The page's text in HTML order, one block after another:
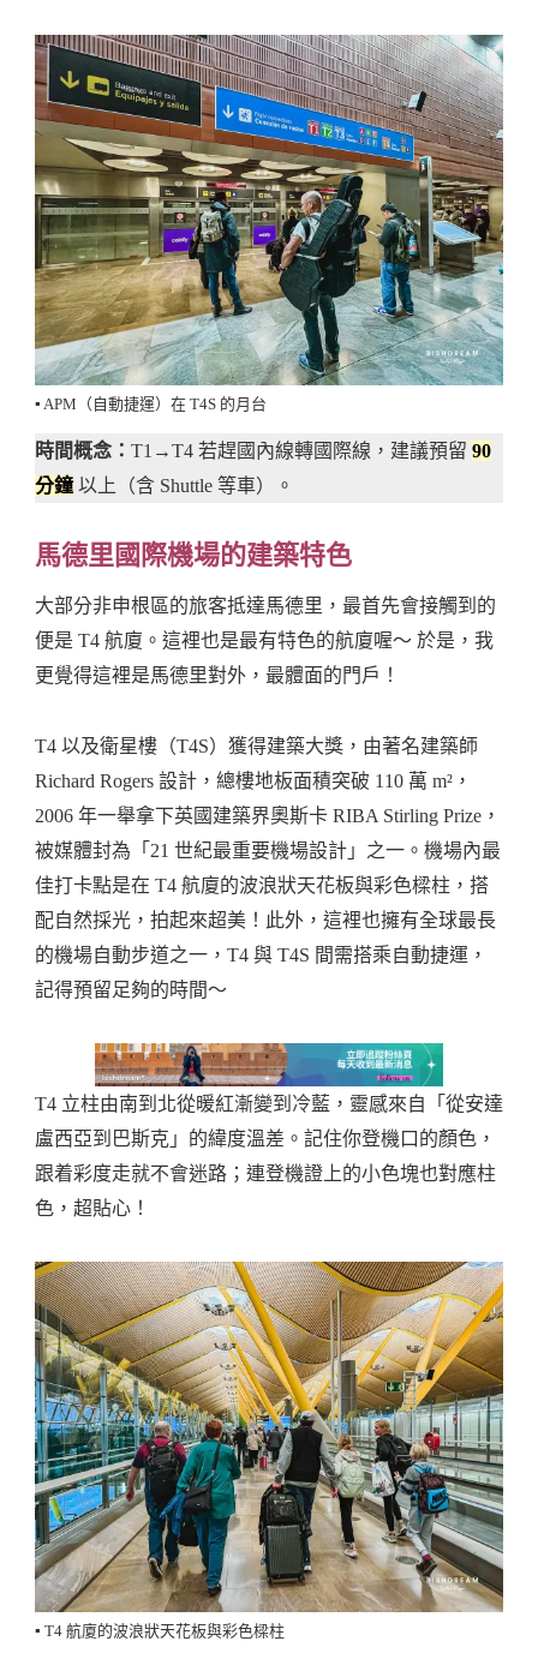
▪️ APM（自動捷運）在 T4S 的月台
時間概念： T1→T4 若趕國內線轉國際線，建議預留 90
分鐘以上（含 Shuttle 等車）。
馬德里國際機場的建築特色
大部分非申根區的旅客抵達馬德里，最首先會接觸到的
便是 T4 航廈。這裡也是最有特色的航廈喔～ 於是，我
更覺得這裡是馬德里對外，最體面的門戶！
T4 以及衛星樓（T4S）獲得建築大獎，由著名建築師
Richard Rogers 設計，總樓地板面積突破 110 萬 m²，
2006 年一舉拿下英國建築界奧斯卡 RIBA Stirling Prize，
被媒體封為「21 世紀最重要機場設計」之一。機場內最
佳打卡點是在 T4 航廈的波浪狀天花板與彩色樑柱，搭
配自然採光，拍起來超美！此外，這裡也擁有全球最長
的機場自動步道之一，T4 與 T4S 間需搭乘自動捷運，
記得預留足夠的時間～
T4 立柱由南到北從暖紅漸變到冷藍，靈感來自「從安達
盧西亞到巴斯克」的緯度溫差。記住你登機口的顏色，
跟着彩度走就不會迷路；連登機證上的小色塊也對應柱
色，超貼心！
▪️ T4 航廈的波浪狀天花板與彩色樑柱